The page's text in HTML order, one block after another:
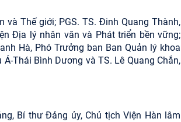
và Thế giới; PGS. TS. Đinh Quang Thành,
Địa lý nhân văn và Phát triển bền vững;
Hà, Phó Trưởng ban Ban Quản lý khoa
Thái Bình Dương và TS. Lê Quang Chắn,
Bí thư Đảng ủy, Chủ tịch Viện Hàn lâm